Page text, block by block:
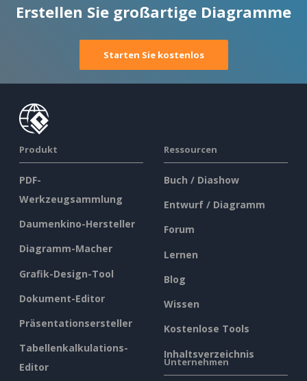
Erstellen Sie großartige Diagramme
Starten Sie kostenlos
Produkt
PDF-
Werkzeugsammlung
Daumenkino-Hersteller
Diagramm-Macher
Grafik-Design-Tool
Dokument-Editor
Präsentationsersteller
Tabellenkalkulations-
Editor
Ressourcen
Buch / Diashow
Entwurf / Diagramm
Forum
Lernen
Blog
Wissen
Kostenlose Tools
Inhaltsverzeichnis
Unternehmen